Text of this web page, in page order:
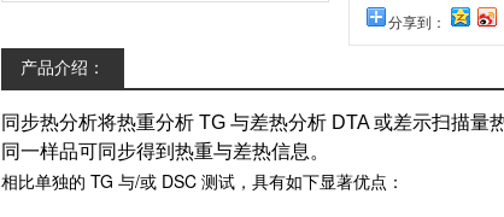
分享到：
产品介绍：
同步热分析将热重分析 TG 与差热分析 DTA 或差示扫描量
同一样品可同步得到热重与差热信息。
相比单独的 TG 与/或 DSC 测试，具有如下显著优点：